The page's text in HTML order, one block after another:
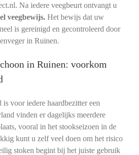
Na iedere veegbeurt ontvangt u
veegbewijs. Het bewijs dat uw
is gereinigd en gecontroleerd door
in Ruinen.
in Ruinen: voorkom
is voor iedere haardbezitter een
vinden er dagelijks meerdere
vooral in het stookseizoen in de
kunt u zelf veel doen om het risico
stoken begint bij het juiste gebruik